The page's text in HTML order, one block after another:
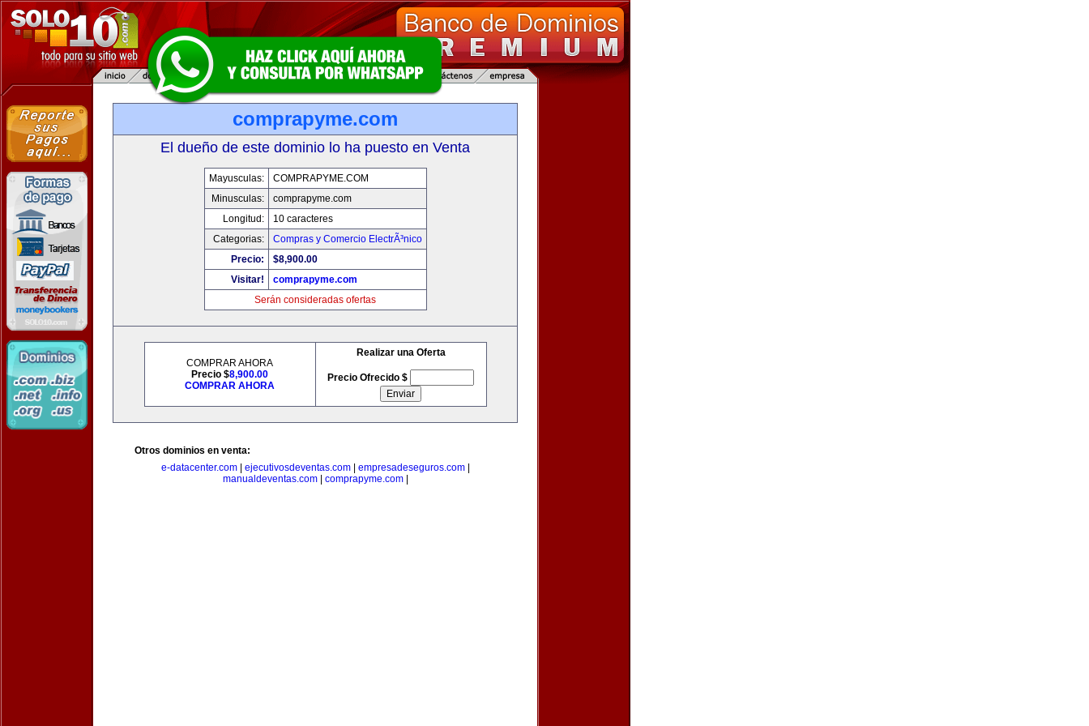
comprapyme.com
El dueño de este dominio lo ha puesto en Venta
Mayusculas:
COMPRAPYME.COM
Minusculas:
comprapyme.com
Longitud:
10 caracteres
Categorias:
Compras y Comercio ElectrÃ³nico
Precio:
$8,900.00
Visitar!
comprapyme.com
Serán consideradas ofertas
COMPRAR AHORA
Precio $8,900.00
COMPRAR AHORA
Realizar una Oferta
Precio Ofrecido $
Otros dominios en venta:
e-datacenter.com| ejecutivosdeventas.com| empresadeseguros.com|
manualdeventas.com| comprapyme.com|